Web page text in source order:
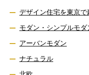
デザイン住宅を東京で
モダン・シンプルモダ
アーバンモダン
ナチュラル